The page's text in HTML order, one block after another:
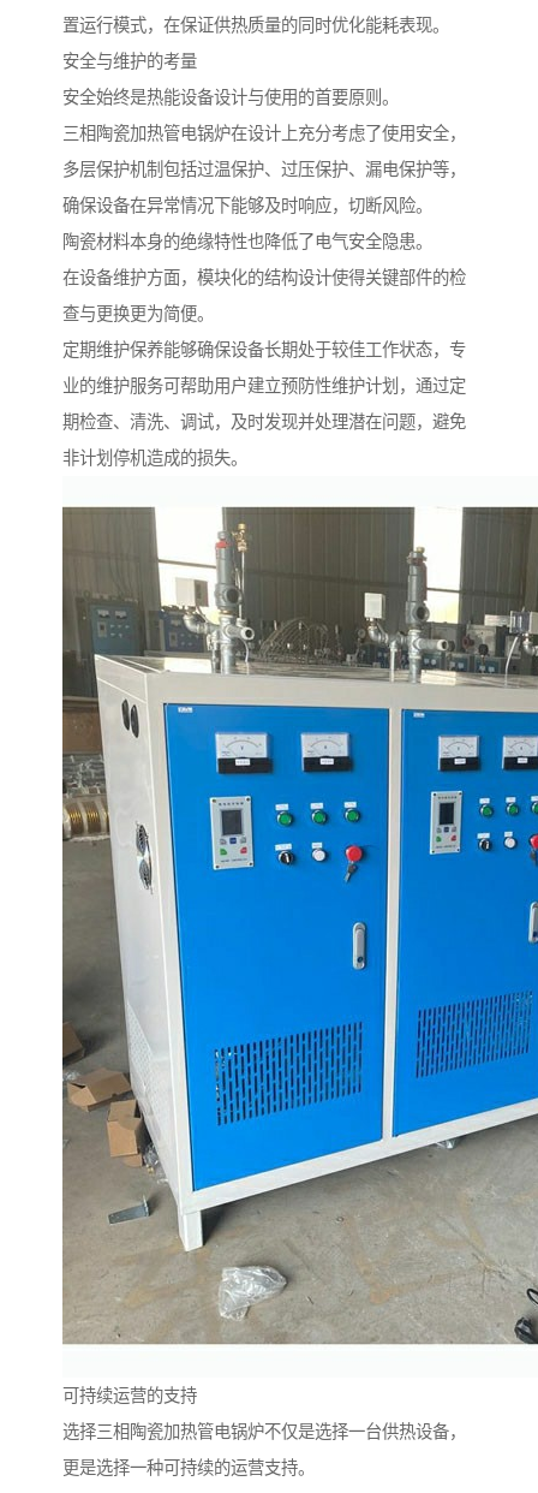
置运行模式，在保证供热质量的同时优化能耗表现。
安全与维护的考量
安全始终是热能设备设计与使用的首要原则。
三相陶瓷加热管电锅炉在设计上充分考虑了使用安全，
多层保护机制包括过温保护、过压保护、漏电保护等，
确保设备在异常情况下能够及时响应，切断风险。
陶瓷材料本身的绝缘特性也降低了电气安全隐患。
在设备维护方面，模块化的结构设计使得关键部件的检
查与更换更为简便。
定期维护保养能够确保设备长期处于较佳工作状态，专
业的维护服务可帮助用户建立预防性维护计划，通过定
期检查、清洗、调试，及时发现并处理潜在问题，避免
非计划停机造成的损失。
可持续运营的支持
选择三相陶瓷加热管电锅炉不仅是选择一台供热设备，
更是选择一种可持续的运营支持。